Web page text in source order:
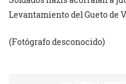
Levantamiento del Gueto de
(Fotógrafo desconocido)